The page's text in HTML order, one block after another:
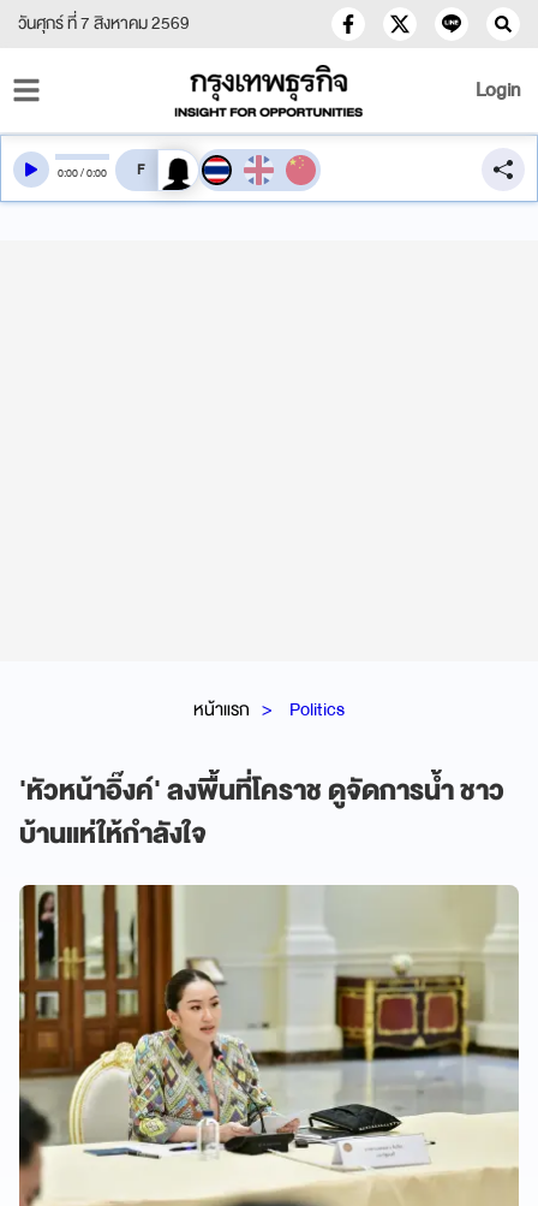
วันศุกร์ ที่ 7 สิงหาคม 2569
Login
หน้าแรก Politics
'หัวหน้าอิ๊งค์' ลงพื้นที่โคราช ดูจัดการน้ำ ชาว
บ้านแห่ให้กำลังใจ
0:00/0:00 สลับเสียงอ่าน